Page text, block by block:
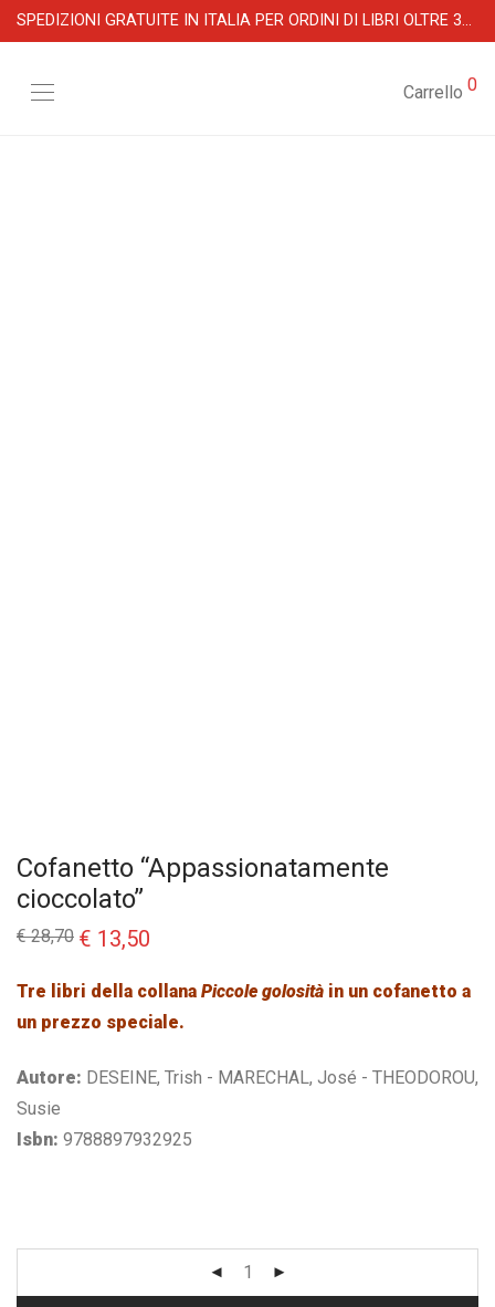
SPEDIZIONI GRATUITE IN ITALIA PER ORDINI DI LIBRI OLTRE 39 €
Carrello 0
Cofanetto “Appassionatamente
cioccolato”
€28,70 Il
prezzo
era:
€ 13,50
è:
Tre libri della collana Piccole golosità in un cofanetto a
un prezzo speciale.
Autore: DESEINE, Trish - MARECHAL, José - THEODOROU,
Susie
Isbn: 9788897932925